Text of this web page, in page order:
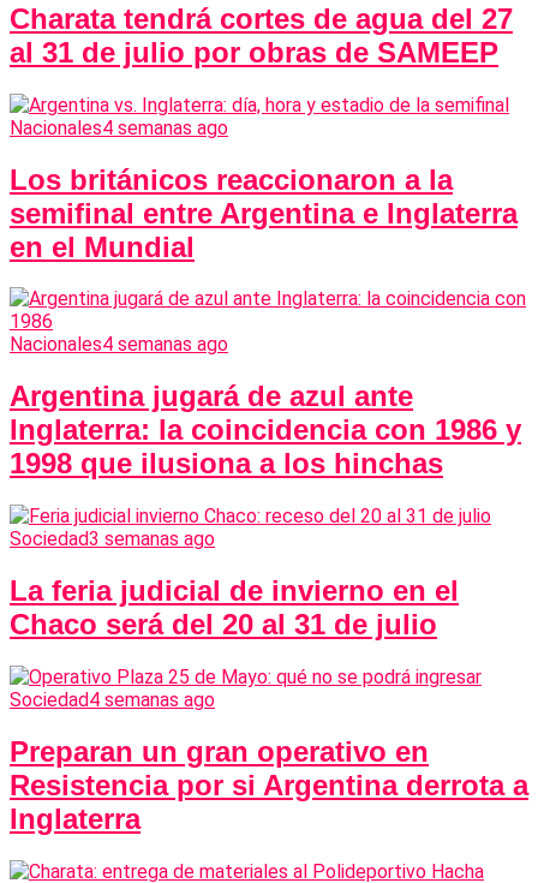
Charata tendrá cortes de agua del 27
al 31 de julio por obras de SAMEEP
Nacionales4 semanas ago
Los británicos reaccionaron a la
semifinal entre Argentina e Inglaterra
en el Mundial
Nacionales4 semanas ago
Argentina jugará de azul ante
Inglaterra: la coincidencia con 1986 y
1998 que ilusiona a los hinchas
Sociedad3 semanas ago
La feria judicial de invierno en el
Chaco será del 20 al 31 de julio
Sociedad4 semanas ago
Preparan un gran operativo en
Resistencia por si Argentina derrota a
Inglaterra